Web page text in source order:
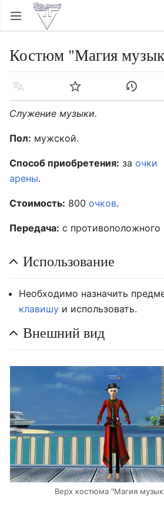
Открыть главное меню
Костюм "Магия
Язык Следить История
Служение музыки.
Пол: мужской.
Способ приобретения: за очки
арены.
Стоимость: 800 очков.
Передача: с противоположного
Использование
Необходимо назначить
клавишу и использовать.
Внешний вид
Верх костюма "Магия